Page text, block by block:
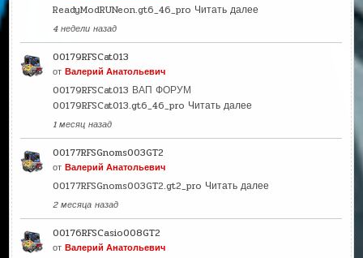
ReadyModRUNeon.gt6_46_pro Читать далее
4 недели назад
00179RFSCat013
отВалерий Анатольевич
00179RFSCat013 ВАП ФОРУМ
00179RFSCat013.gt6_46_pro Читать далее
1 месяц назад
00177RFSGnoms003GT2
отВалерий Анатольевич
00177RFSGnoms003GT2.gt2_pro Читать далее
2 месяца назад
00176RFSCasio008GT2
отВалерий Анатольевич